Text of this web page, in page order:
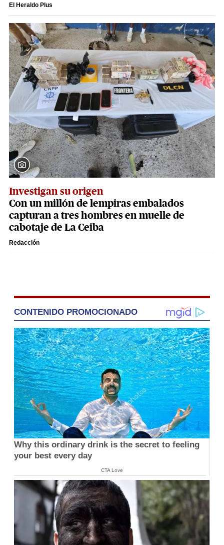
El Heraldo Plus
Investigan su origen
Con un millón de lempiras embalados
capturan a tres hombres en muelle de
cabotaje de La Ceiba
Redacción
CONTENIDO PROMOCIONADO
Why this ordinary drink is the secret to feeling
your best every day
CTA Love